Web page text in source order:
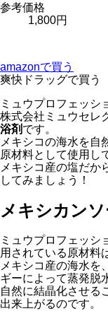
参考価格
1,800円
amazonで買う
爽快ドラッグで買う
ミュウプロフェッシ
株式会社ミュウセレ
浴剤 です。
メキシコの海水を自
原材料として使用し
メキシコ産の塩だか
してみましょう！
メキシカン
ミュウプロフェッシ
用されている原材料
メキシコ産の海水を
ギーによって蒸発脱
自然に結晶化させる
出来上がるのです。